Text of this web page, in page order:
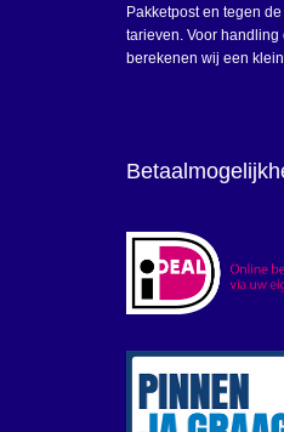
Pakketpost en tegen
tarieven. Voor handling
berekenen wij een